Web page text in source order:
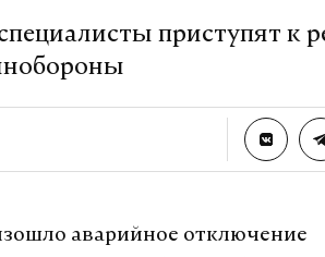
приступят к
аварийное отключение